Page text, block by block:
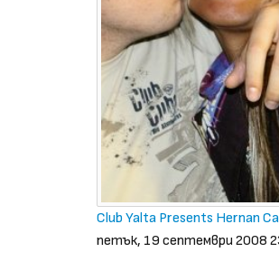
Club Yalta Presents Hernan
петък, 19 септември 2008